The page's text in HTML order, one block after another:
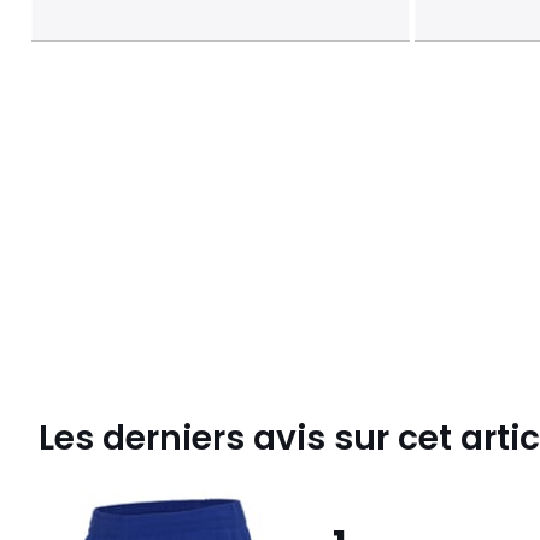
Les derniers avis sur cet